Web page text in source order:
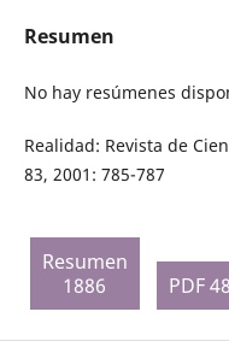
Resumen
No hay resúmenes
Realidad: Revista de
83, 2001: 785-787
Resumen
1886
PDF